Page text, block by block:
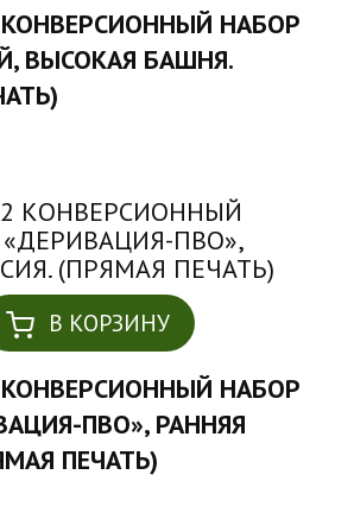
КОНВЕРСИОННЫЙ НАБОР
ВЫСОКАЯ БАШНЯ.
В КОРЗИНУ
КОНВЕРСИОННЫЙ НАБОР
ПВО», РАННЯЯ
ПЕЧАТЬ)